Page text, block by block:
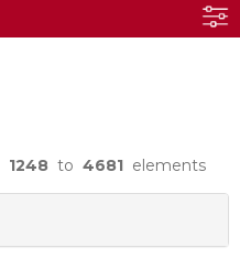
1248 to 4681 elements